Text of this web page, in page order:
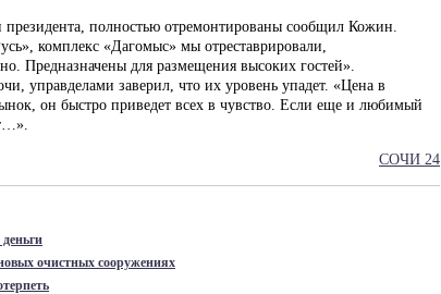
полностью отремонтированы сообщил Кожин.
комплекс «Дагомыс» мы отреставрировали,
Предназначены для размещения высоких гостей».
управделами заверил, что их уровень упадет. «Цена в
он быстро приведет всех в чувство. Если еще и любимый
СОЧИ 24
очистных сооружениях